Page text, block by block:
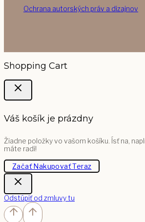
Ochrana autorských práv a dizajnov
Shopping Cart
Váš košík je prázdny
Žiadne položky vo vašom košíku. Ísť na,
máte radi!
Začať Nakupovať Teraz
Odstúpiť od zmluvy tu